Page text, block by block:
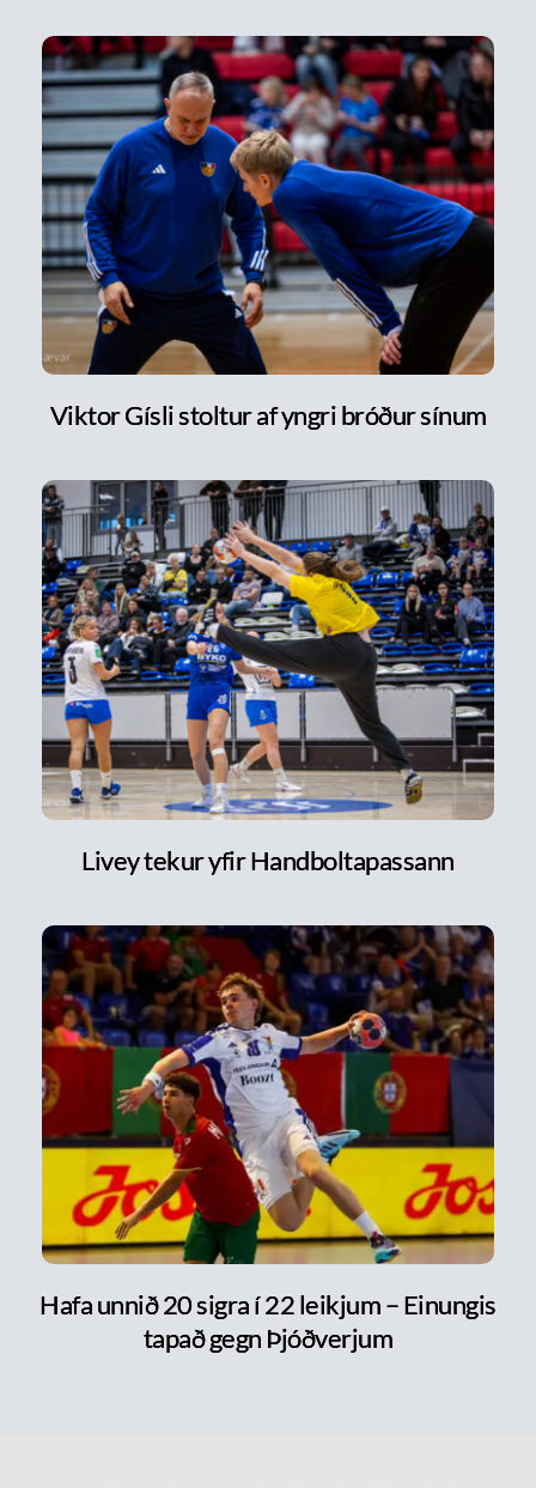
Viktor Gísli stoltur af yngri bróður sínum
Livey tekur yfir Handboltapassann
Hafa unnið 20 sigra í 22 leikjum – Einungis
tapað gegn Þjóðverjum